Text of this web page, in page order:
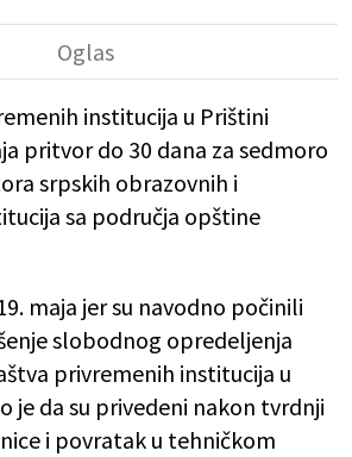
institucija u Prištini
pritvor do 30 dana za sedmoro
srpskih obrazovnih i
sa područja opštine
maja jer su navodno počinili
slobodnog opredeljenja
privremenih institucija u
je da su privedeni nakon tvrdnji
i povratak u tehničkom